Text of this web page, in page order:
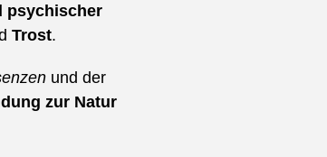
psychischer
Trost.
und der
zur Natur